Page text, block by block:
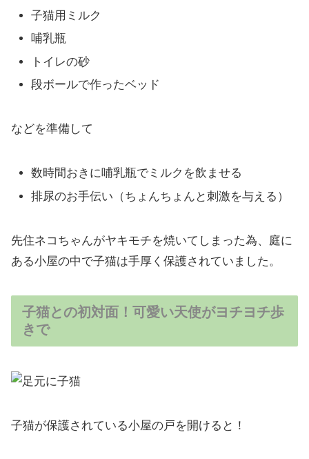
子猫用ミルク
哺乳瓶
トイレの砂
段ボールで作ったベッド
などを準備して
数時間おきに哺乳瓶でミルクを飲ませる
排尿のお手伝い（ちょんちょんと刺激を与える）
先住ネコちゃんがヤキモチを焼いてしまった為、庭に
ある小屋の中で子猫は手厚く保護されていました。
子猫との初対面！可愛い天使がヨチヨチ歩
きで
子猫が保護されている小屋の戸を開けると！